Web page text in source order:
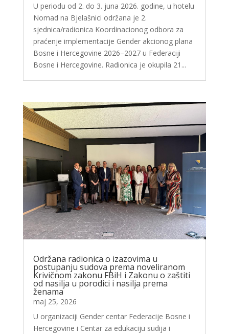
U periodu od 2. do 3. juna 2026. godine, u hotelu
Nomad na Bjelašnici održana je 2.
sjednica/radionica Koordinacionog odbora za
praćenje implementacije Gender akcionog plana
Bosne i Hercegovine 2026–2027 u Federaciji
Bosne i Hercegovine. Radionica je okupila 21...
Održana radionica o izazovima u
postupanju sudova prema noveliranom
Krivičnom zakonu FBiH i Zakonu o zaštiti
od nasilja u porodici i nasilja prema
ženama
maj 25, 2026
U organizaciji Gender centar Federacije Bosne i
Hercegovine i Centar za edukaciju sudija i